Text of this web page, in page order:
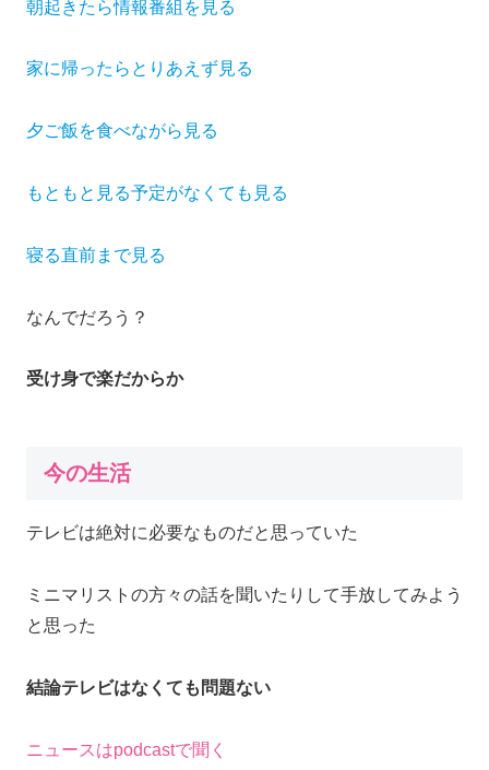
朝起きたら情報番組を見る
家に帰ったらとりあえず見る
夕ご飯を食べながら見る
もともと見る予定がなくても見る
寝る直前まで見る
なんでだろう？
受け身で楽だからか
今の生活
テレビは絶対に必要なものだと思っていた
ミニマリストの方々の話を聞いたりして手放してみよう
と思った
結論テレビはなくても問題ない
ニュースはpodcastで聞く